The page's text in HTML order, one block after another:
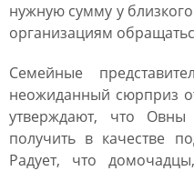
нужную сумму у
организациям
Семейные
неожиданный сюрприз
утверждают, что
получить в качестве
Радует, что